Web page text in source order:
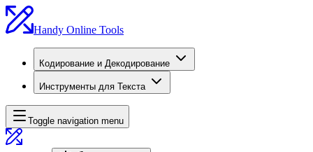
Handy Online Tools
Кодирование и Декодирование
Инструменты для Текста
Toggle navigation menu